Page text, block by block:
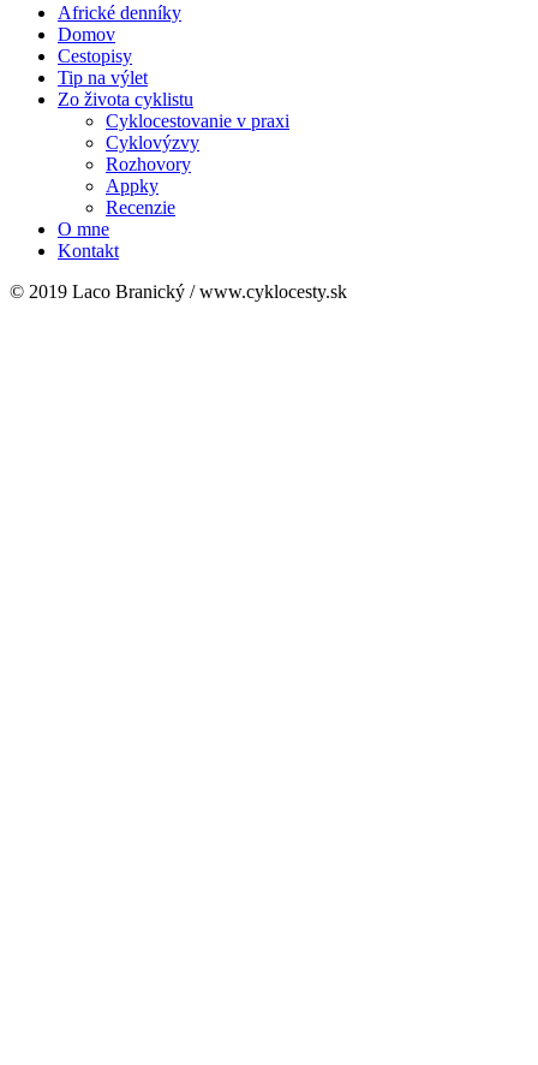
Africké denníky
Domov
Cestopisy
Tip na výlet
Zo života cyklistu
Cyklocestovanie v praxi
Cyklovýzvy
Rozhovory
Appky
Recenzie
O mne
Kontakt
© 2019 Laco Branický / www.cyklocesty.sk